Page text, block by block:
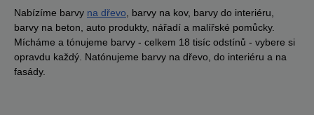
Nabízíme barvy na dřevo , barvy na kov, barvy do interiéru,
barvy na beton, auto produkty, nářadí a malířské pomůcky.
Mícháme a tónujeme barvy - celkem 18 tisíc odstínů - vybere si
opravdu každý. Natónujeme barvy na dřevo, do interiéru a na
fasády.